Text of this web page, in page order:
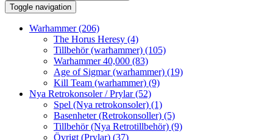
Toggle navigation
Warhammer(206)
The Horus Heresy (4)
Tillbehör (warhammer) (105)
Warhammer 40,000 (83)
Age of Sigmar (warhammer) (19)
Kill Team (warhammer) (9)
Nya Retrokonsoler / Prylar(52)
Spel (Nya retrokonsoler) (1)
Basenheter (Retrokonsoller) (5)
Tillbehör (Nya Retrotillbehör) (9)
Övrigt (Prylar) (37)